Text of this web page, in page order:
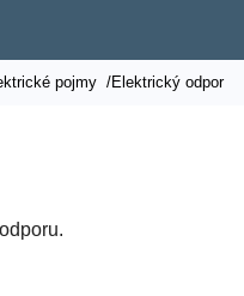
pojmy /Elektrický odpor